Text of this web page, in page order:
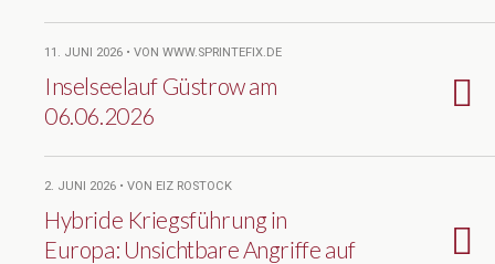
11. JUNI 2026 • VON WWW.SPRINTEFIX.DE
Inselseelauf Güstrow am
06.06.2026
2. JUNI 2026 • VON EIZ ROSTOCK
Hybride Kriegsführung in
Europa: Unsichtbare Angriffe auf